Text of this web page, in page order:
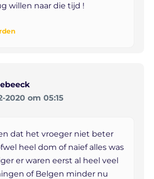
willen naar die tijd !
2020 om 05:15
dat het vroeger niet beter
heel dom of naïef alles was
er waren eerst al heel veel
of Belgen minder nu